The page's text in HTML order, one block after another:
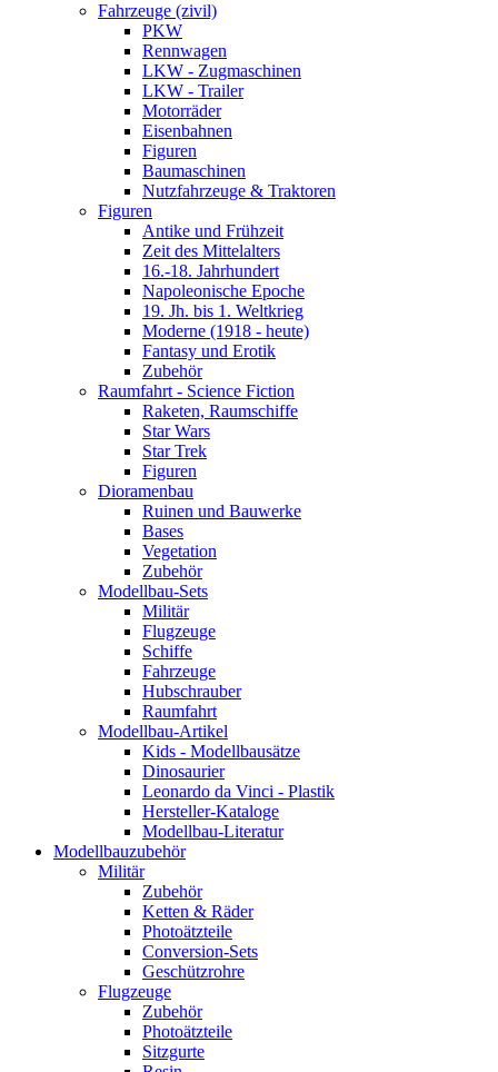
Fahrzeuge (zivil)
PKW
Rennwagen
LKW - Zugmaschinen
LKW - Trailer
Motorräder
Eisenbahnen
Figuren
Baumaschinen
Nutzfahrzeuge & Traktoren
Figuren
Antike und Frühzeit
Zeit des Mittelalters
16.-18. Jahrhundert
Napoleonische Epoche
19. Jh. bis 1. Weltkrieg
Moderne (1918 - heute)
Fantasy und Erotik
Zubehör
Raumfahrt - Science Fiction
Raketen, Raumschiffe
Star Wars
Star Trek
Figuren
Dioramenbau
Ruinen und Bauwerke
Bases
Vegetation
Zubehör
Modellbau-Sets
Militär
Flugzeuge
Schiffe
Fahrzeuge
Hubschrauber
Raumfahrt
Modellbau-Artikel
Kids - Modellbausätze
Dinosaurier
Leonardo da Vinci - Plastik
Hersteller-Kataloge
Modellbau-Literatur
Modellbauzubehör
Militär
Zubehör
Ketten & Räder
Photoätzteile
Conversion-Sets
Geschützrohre
Flugzeuge
Zubehör
Photoätzteile
Sitzgurte